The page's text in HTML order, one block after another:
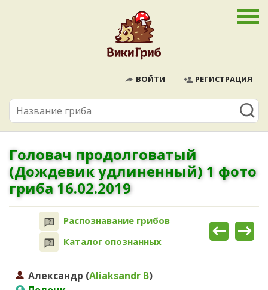
ВОЙТИ РЕГИСТРАЦИЯ
Головач продолговатый
(Дождевик удлиненный) 1 фото
гриба 16.02.2019
Распознавание грибов
Каталог опознанных
Александр (Aliaksandr B)